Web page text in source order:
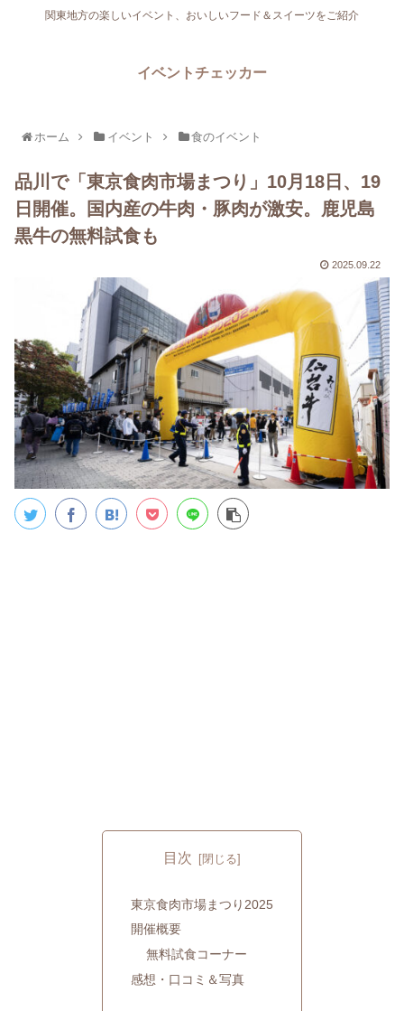
関東地方の楽しいイベント、おいしいフード＆スイーツをご紹介
イベントチェッカー
ホーム イベント 食のイベント
品川で「東京食肉市場まつり」10月18日、19
日開催。国内産の牛肉・豚肉が激安。鹿児島
黒牛の無料試食も
2025.09.22
目次
東京食肉市場まつり2025
開催概要
無料試食コーナー
感想・口コミ＆写真